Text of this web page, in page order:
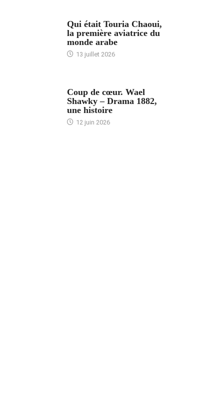
Qui était Touria Chaoui,
la première aviatrice du
monde arabe
13 juillet 2026
Coup de cœur. Wael
Shawky – Drama 1882,
une histoire
12 juin 2026